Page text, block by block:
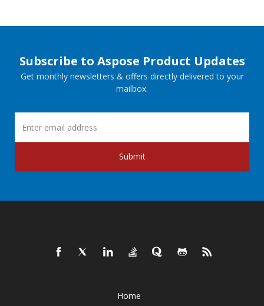
Subscribe to Aspose Product Updates
Get monthly newsletters & offers directly delivered to your
mailbox.
Submit
Home